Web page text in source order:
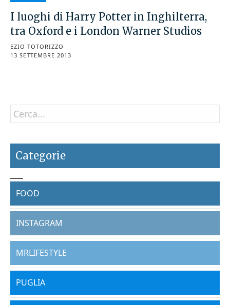
I luoghi di Harry Potter in Inghilterra,
tra Oxford e i London Warner Studios
EZIO TOTORIZZO
13 SETTEMBRE 2013
Categorie
FOOD
INSTAGRAM
MRLIFESTYLE
PUGLIA